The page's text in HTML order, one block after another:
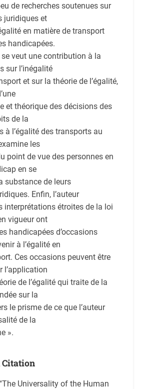
de recherches soutenues sur
juridiques et
en matière de transport
handicapées.
veut une contribution à la
sur l’inégalité
et sur la théorie de l’égalité,
et théorique des décisions des
de la
à l’égalité des transports au
les
point de vue des personnes en
en se
substance de leurs
Enfin, l’auteur
interprétations étroites de la loi
vigueur ont
handicapées d’occasions
à l’égalité en
Ces occasions peuvent être
l’application
de l’égalité qui traite de la
sur la
le prisme de ce que l’auteur
de la
».
Citation
Universality of the Human